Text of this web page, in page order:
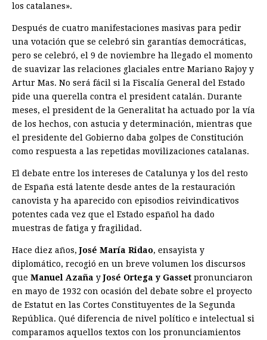
los catalanes».
Después de cuatro manifestaciones masivas para pedir
una votación que se celebró sin garantías democráticas,
pero se celebró, el 9 de noviembre ha llegado el momento
de suavizar las relaciones glaciales entre Mariano Rajoy y
Artur Mas. No será fácil si la Fiscalía General del Estado
pide una querella contra el president catalán. Durante
meses, el president de la Generalitat ha actuado por la vía
de los hechos, con astucia y determinación, mientras que
el presidente del Gobierno daba golpes de Constitución
como respuesta a las repetidas movilizaciones catalanas.
El debate entre los intereses de Catalunya y los del resto
de España está latente desde antes de la restauración
canovista y ha aparecido con episodios reivindicativos
potentes cada vez que el Estado español ha dado
muestras de fatiga y fragilidad.
Hace diez años,José María Ridao, ensayista y
diplomático, recogió en un breve volumen los discursos
que Manuel Azaña yJosé Ortega y Gasset pronunciaron
en mayo de 1932 con ocasión del debate sobre el proyecto
de Estatut en las Cortes Constituyentes de la Segunda
República. Qué diferencia de nivel político e intelectual si
comparamos aquellos textos con los pronunciamientos